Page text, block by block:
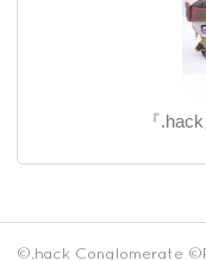
『
©.hack Conglomerate